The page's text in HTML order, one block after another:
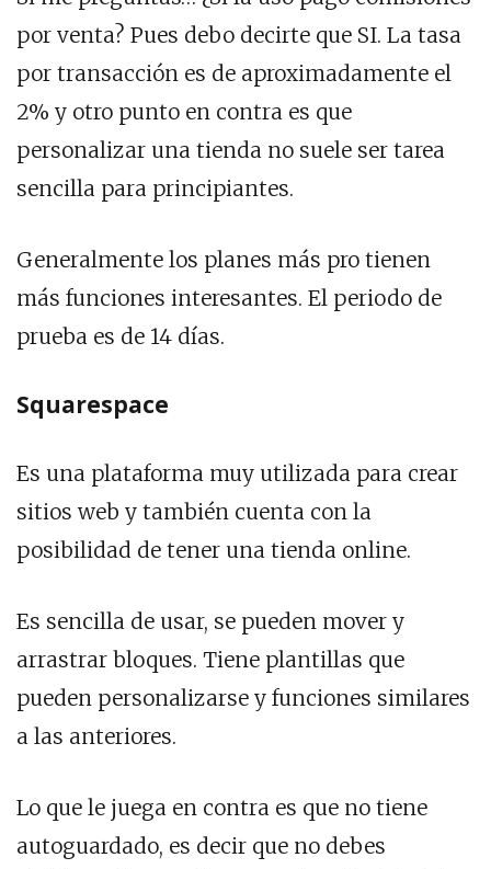
por venta? Pues debo decirte que SI. La tasa
por transacción es de aproximadamente el
2% y otro punto en contra es que
personalizar una tienda no suele ser tarea
sencilla para principiantes.
Generalmente los planes más pro tienen
más funciones interesantes. El periodo de
prueba es de 14 días.
Squarespace
Es una plataforma muy utilizada para crear
sitios web y también cuenta con la
posibilidad de tener una tienda online.
Es sencilla de usar, se pueden mover y
arrastrar bloques. Tiene plantillas que
pueden personalizarse y funciones similares
a las anteriores.
Lo que le juega en contra es que no tiene
autoguardado, es decir que no debes